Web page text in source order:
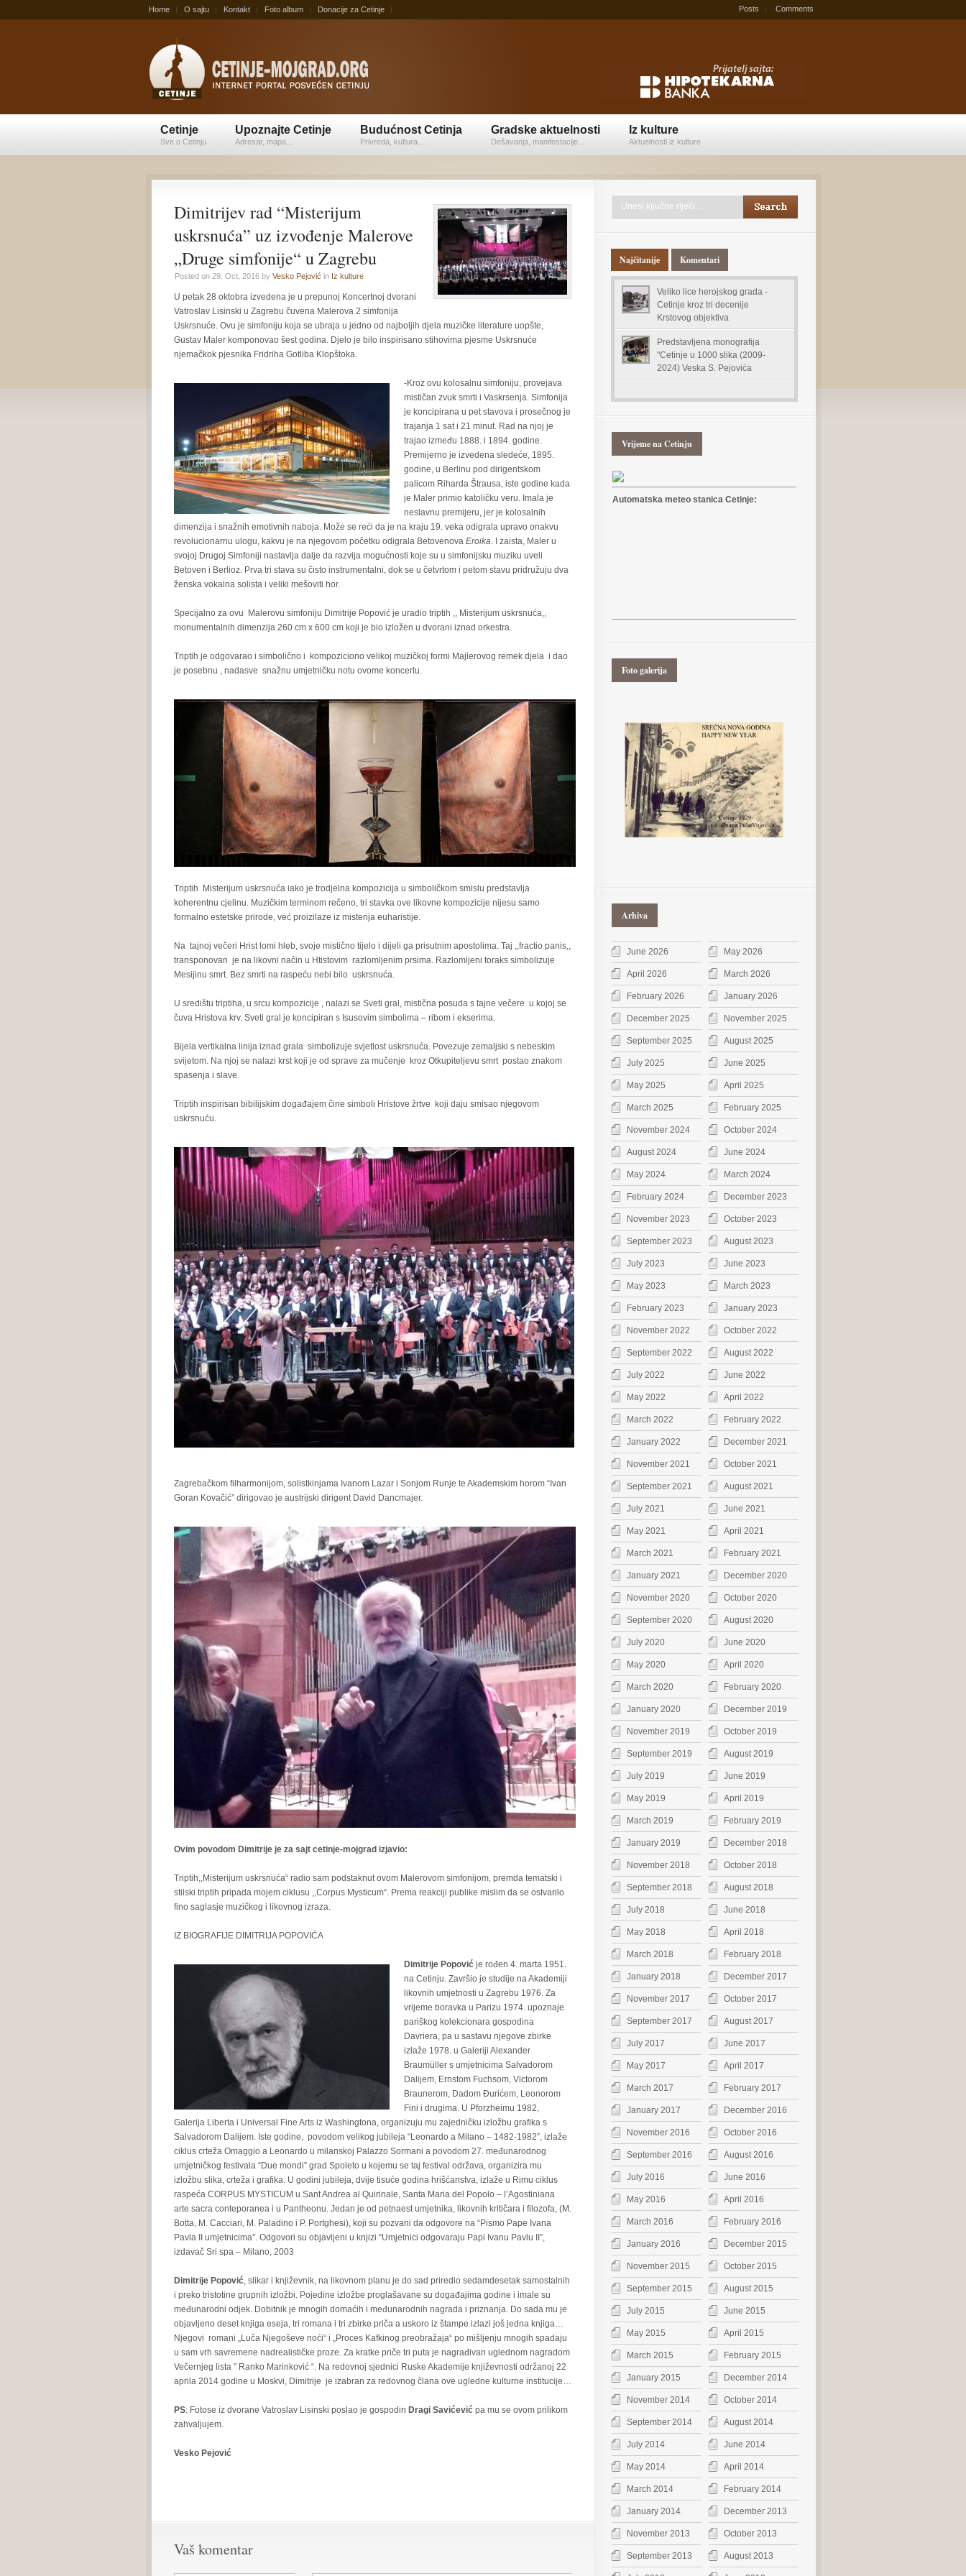
Home O sajtu Kontakt Foto album Donacije za Cetinje Posts Comments
Cetinje
Sve o Cetinju
Upoznajte Cetinje
Adresar, mapa...
Budućnost Cetinja
Privreda, kultura...
Gradske aktuelnosti
Dešavanja, manifestacije...
Iz kulture
Aktuelnosti iz kulture
Dimitrijev rad “Misterijum
uskrsnuća” uz izvođenje Malerove
„Druge simfonije“ u Zagrebu
Posted on 29. Oct, 2016 by Vesko Pejović in Iz kulture
U petak 28 oktobra izvedena je u prepunoj Koncertnoj dvorani
Vatroslav Lisinski u Zagrebu čuvena Malerova 2 simfonija
Uskrsnuće. Ovu je simfoniju koja se ubraja u jedno od najboljih djela muzičke literature uopšte,
Gustav Maler komponovao šest godina. Djelo je bilo inspirisano stihovima pjesme Uskrsnuće
njemačkok pjesnika Fridriha Gotliba Klopštoka.
-Kroz ovu kolosalnu simfoniju, provejava
mističan zvuk smrti i Vaskrsenja. Simfonija
je koncipirana u pet stavova i prosečnog je
trajanja 1 sat i 21 minut. Rad na njoj je
trajao između 1888. i 1894. godine.
Premijerno je izvedena sledeće, 1895.
godine, u Berlinu pod dirigentskom
palicom Riharda Štrausa, iste godine kada
je Maler primio katoličku veru. Imala je
neslavnu premijeru, jer je kolosalnih
dimenzija i snažnih emotivnih naboja. Može se reći da je na kraju 19. veka odigrala upravo onakvu
revolucionarnu ulogu, kakvu je na njegovom početku odigrala Betovenova Eroika. I zaista, Maler u
svojoj Drugoj Simfoniji nastavlja dalje da razvija mogućnosti koje su u simfonijsku muziku uveli
Betoven i Berlioz. Prva tri stava su čisto instrumentalni, dok se u četvrtom i petom stavu pridružuju dva
ženska vokalna solista i veliki mešoviti hor.
Specijalno za ovu Malerovu simfoniju Dimitrije Popović je uradio triptih ,, Misterijum uskrsnuća,,
monumentalnih dimenzija 260 cm x 600 cm koji je bio izložen u dvorani iznad orkestra.
Triptih je odgovarao i simbolično i kompoziciono velikoj muzičkoj formi Majlerovog remek djela i dao
je posebnu , nadasve snažnu umjetničku notu ovome koncertu.
Triptih Misterijum uskrsnuća iako je trodjelna kompozicija u simboličkom smislu predstavlja
koherentnu cjelinu. Muzičkim terminom rečeno, tri stavka ove likovne kompozicije nijesu samo
formalno estetske prirode, već proizilaze iz misterija euharistije.
Na tajnoj večeri Hrist lomi hleb, svoje mistično tijelo i dijeli ga prisutnim apostolima. Taj ,,fractio panis,,
transponovan je na likovni način u Htistovim razlomljenim prsima. Razlomljeni toraks simbolizuje
Mesijinu smrt. Bez smrti na raspeću nebi bilo uskrsnuća.
U središtu triptiha, u srcu kompozicije , nalazi se Sveti gral, mistična posuda s tajne večere u kojoj se
čuva Hristova krv. Sveti gral je koncipiran s Isusovim simbolima – ribom i ekserima.
Bijela vertikalna linija iznad grala simbolizuje svjetlost uskrsnuća. Povezuje zemaljski s nebeskim
svijetom. Na njoj se nalazi krst koji je od sprave za mučenje kroz Otkupiteljevu smrt postao znakom
spasenja i slave.
Triptih inspirisan bibilijskim događajem čine simboli Hristove žrtve koji daju smisao njegovom
uskrsnuću.
Zagrebačkom filharmonijom, solistkinjama Ivanom Lazar i Sonjom Runje te Akademskim horom “Ivan
Goran Kovačić” dirigovao je austrijski dirigent David Dancmajer.
Ovim povodom Dimitrije je za sajt cetinje-mojgrad izjavio:
Triptih,,Misterijum uskrsnuća“ radio sam podstaknut ovom Malerovom simfonijom, premda tematski i
stilski triptih pripada mojem ciklusu ,,Corpus Mysticum“. Prema reakciji publike mislim da se ostvarilo
fino saglasje muzičkog i likovnog izraza.
IZ BIOGRAFIJE DIMITRIJA POPOVIĆA
Dimitrije Popovićje rođen 4. marta 1951.
na Cetinju. Završio je studije na Akademiji
likovnih umjetnosti u Zagrebu 1976. Za
vrijeme boravka u Parizu 1974. upoznaje
pariškog kolekcionara gospodina
Davriera, pa u sastavu njegove zbirke
izlaže 1978. u Galeriji Alexander
Braumüller s umjetnicima Salvadorom
Dalijem, Ernstom Fuchsom, Victorom
Braunerom, Dadom Đurićem, Leonorom
Fini i drugima. U Pforzheimu 1982,
Galerija Liberta i Universal Fine Arts iz Washingtona, organizuju mu zajedničku izložbu grafika s
Salvadorom Dalijem. Iste godine, povodom velikog jubileja “Leonardo a Milano – 1482-1982”, izlaže
ciklus crteža Omaggio a Leonardo u milanskoj Palazzo Sormani a povodom 27. međunarodnog
umjetničkog festivala “Due mondi” grad Spoleto u kojemu se taj festival održava, organizira mu
izložbu slika, crteža i grafika. U godini jubileja, dvije tisuće godina hrišćanstva, izlaže u Rimu ciklus
raspeća CORPUS MYSTICUM u Sant Andrea al Quirinale, Santa Maria del Popolo – l’Agostiniana
arte sacra conteporanea i u Pantheonu. Jedan je od petnaest umjetnika, likovnih kritičara i filozofa, (M.
Botta, M. Cacciari, M. Paladino i P. Portghesi), koji su pozvani da odgovore na “Pismo Pape Ivana
Pavla II umjetnicima”. Odgovori su objavljeni u knjizi “Umjetnici odgovaraju Papi Ivanu Pavlu II”,
izdavač Sri spa – Milano, 2003
Dimitrije Popović, slikar i književnik, na likovnom planu je do sad priredio sedamdesetak samostalnih
i preko tristotine grupnih izložbi. Pojedine izložbe proglašavane su događajima godine i imale su
međunarodni odjek. Dobitnik je mnogih domaćih i međunarodnih nagrada i priznanja. Do sada mu je
objavljeno deset knjiga eseja, tri romana i tri zbirke priča a uskoro iz štampe izlazi još jedna knjiga…
Njegovi romani „Luča Njegoševe noći“ i „Proces Kafkinog preobražaja“ po mišljenju mnogih spadaju
u sam vrh savremene nadrealističke proze. Za kratke priče tri puta je nagrađivan uglednom nagradom
Večernjeg lista ” Ranko Marinković “. Na redovnoj sjednici Ruske Akademije književnosti održanoj 22
aprila 2014 godine u Moskvi, Dimitrije je izabran za redovnog člana ove ugledne kulturne institucije…
PS: Fotose iz dvorane Vatroslav Lisinski poslao je gospodin Dragi Savićevićpa mu se ovom prilikom
zahvaljujem.
Vesko Pejović
Vaš komentar
Najčitanije Komentari
Veliko lice herojskog grada -
Cetinje kroz tri decenije
Krstovog objektiva
Predstavljena monografija
"Cetinje u 1000 slika (2009-
2024) Veska S. Pejovića
Vrijeme na Cetinju
Automatska meteo stanica Cetinje:
Foto galerija
Arhiva
June 2026 May 2026
April 2026 March 2026
February 2026 January 2026
December 2025 November 2025
September 2025 August 2025
July 2025 June 2025
May 2025 April 2025
March 2025 February 2025
November 2024 October 2024
August 2024 June 2024
May 2024 March 2024
February 2024 December 2023
November 2023 October 2023
September 2023 August 2023
July 2023 June 2023
May 2023 March 2023
February 2023 January 2023
November 2022 October 2022
September 2022 August 2022
July 2022 June 2022
May 2022 April 2022
March 2022 February 2022
January 2022 December 2021
November 2021 October 2021
September 2021 August 2021
July 2021 June 2021
May 2021 April 2021
March 2021 February 2021
January 2021 December 2020
November 2020 October 2020
September 2020 August 2020
July 2020 June 2020
May 2020 April 2020
March 2020 February 2020
January 2020 December 2019
November 2019 October 2019
September 2019 August 2019
July 2019 June 2019
May 2019 April 2019
March 2019 February 2019
January 2019 December 2018
November 2018 October 2018
September 2018 August 2018
July 2018 June 2018
May 2018 April 2018
March 2018 February 2018
January 2018 December 2017
November 2017 October 2017
September 2017 August 2017
July 2017 June 2017
May 2017 April 2017
March 2017 February 2017
January 2017 December 2016
November 2016 October 2016
September 2016 August 2016
July 2016 June 2016
May 2016 April 2016
March 2016 February 2016
January 2016 December 2015
November 2015 October 2015
September 2015 August 2015
July 2015 June 2015
May 2015 April 2015
March 2015 February 2015
January 2015 December 2014
November 2014 October 2014
September 2014 August 2014
July 2014 June 2014
May 2014 April 2014
March 2014 February 2014
January 2014 December 2013
November 2013 October 2013
September 2013 August 2013